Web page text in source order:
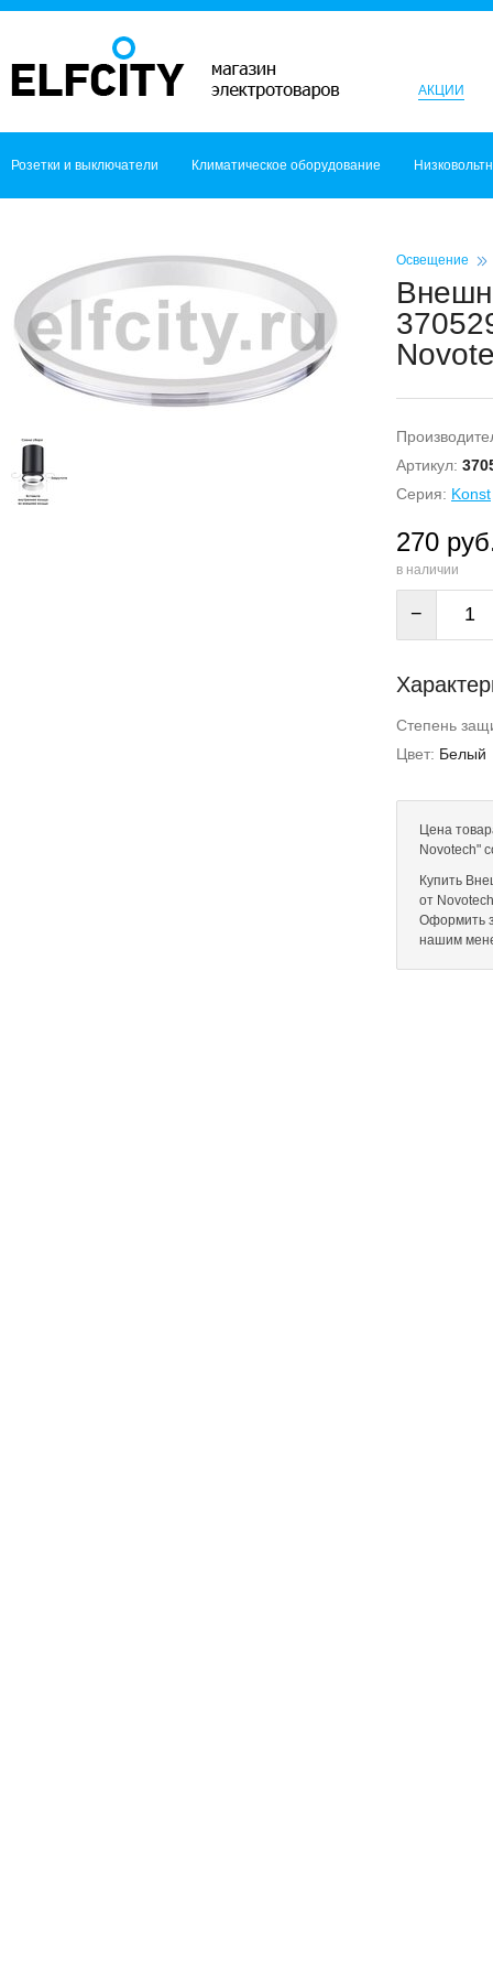
АКЦИИ
Розетки и выключатели Климатическое оборудование
Освещение
Артикул:
Серия: Konst
270
в наличии
−
Степень
Цвет: Белый
Цена
Novotech"
Купить
от
Оформить
нашим